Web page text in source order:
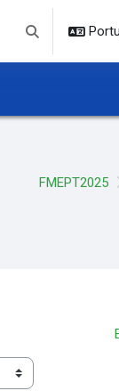
Alternar
FMEPT2025